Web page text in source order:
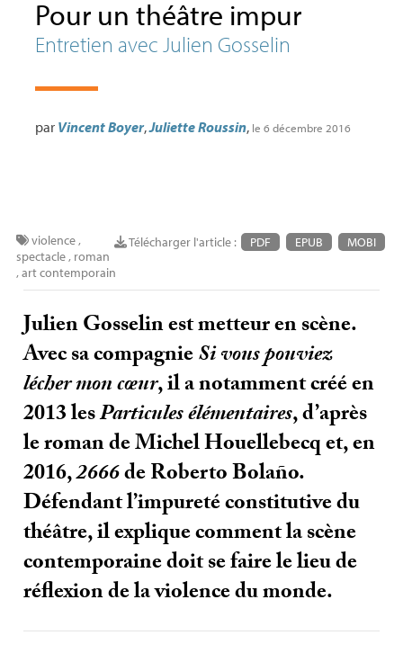
Pour un théâtre impur
Entretien avec Julien Gosselin
par Vincent Boyer,Juliette Roussin, le 6 décembre 2016
Télécharger l'article : PDF EPUB MOBI
violence,
spectacle, roman
,art contemporain
Julien Gosselin est metteur en scène.
Avec sa compagnieSi vous pouviez
lécher mon cœur, il a notamment créé en
2013 lesParticules élémentaires, d’après
le roman de Michel Houellebecq et, en
2016,2666de Roberto Bolaño.
Défendant l’impureté constitutive du
théâtre, il explique comment la scène
contemporaine doit se faire le lieu de
réflexion de la violence du monde.